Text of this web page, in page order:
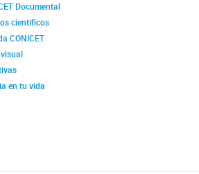
Documental
científicos
CONICET
en tu vida